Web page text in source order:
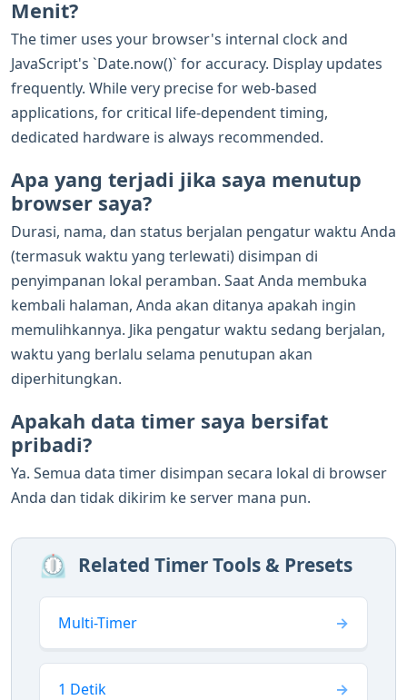
Menit?
The timer uses your browser's internal clock and
JavaScript's `Date.now()` for accuracy. Display updates
frequently. While very precise for web-based
applications, for critical life-dependent timing,
dedicated hardware is always recommended.
Apa yang terjadi jika saya menutup
browser saya?
Durasi, nama, dan status berjalan pengatur waktu Anda
(termasuk waktu yang terlewati) disimpan di
penyimpanan lokal peramban. Saat Anda membuka
kembali halaman, Anda akan ditanya apakah ingin
memulihkannya. Jika pengatur waktu sedang berjalan,
waktu yang berlalu selama penutupan akan
diperhitungkan.
Apakah data timer saya bersifat
pribadi?
Ya. Semua data timer disimpan secara lokal di browser
Anda dan tidak dikirim ke server mana pun.
⏲️ Related Timer Tools & Presets
Multi-Timer
1 Detik